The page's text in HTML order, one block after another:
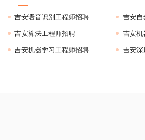
吉安语音识别工程师招聘
吉安自
吉安算法工程师招聘
吉安机
吉安机器学习工程师招聘
吉安深